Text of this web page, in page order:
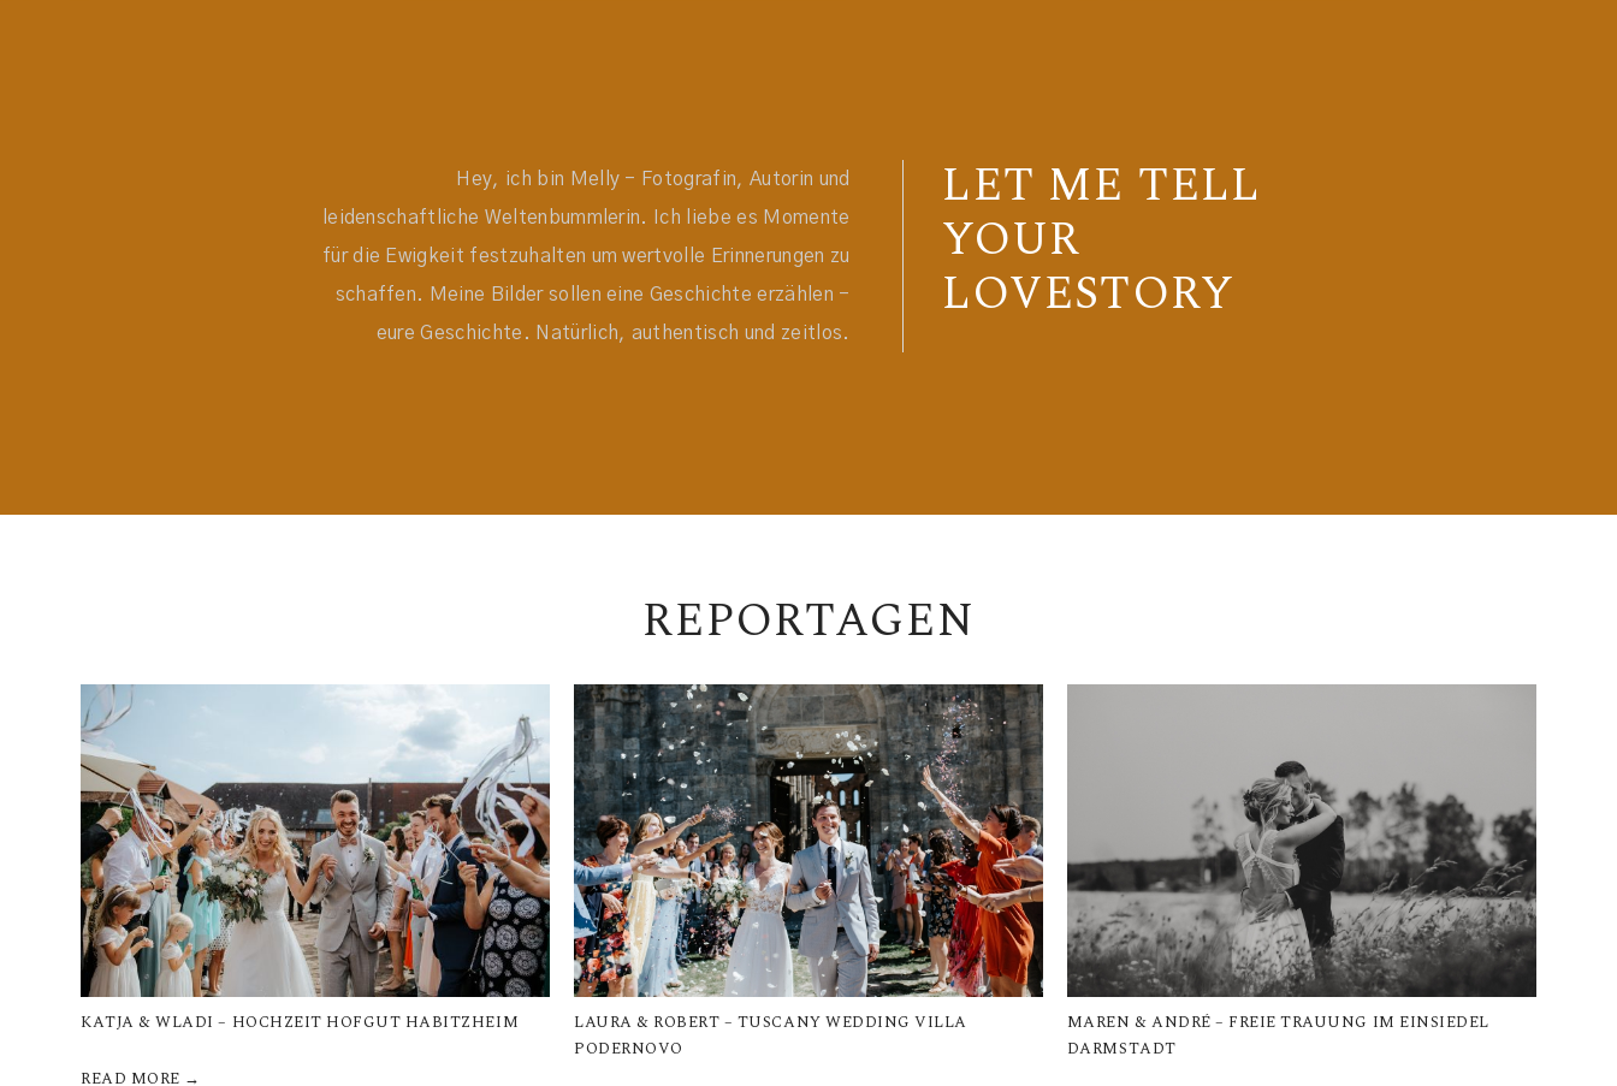
Hey, ich bin Melly - Fotografin, Autorin und
leidenschaftliche Weltenbummlerin. Ich liebe es Momente
für die Ewigkeit festzuhalten um wertvolle Erinnerungen zu
schaffen. Meine Bilder sollen eine Geschichte erzählen -
eure Geschichte. Natürlich, authentisch und zeitlos.
LET ME TELL
YOUR
LOVESTORY
REPORTAGEN
KATJA & WLADI – HOCHZEIT HOFGUT HABITZHEIM
READ MORE →
LAURA & ROBERT – TUSCANY WEDDING VILLA
PODERNOVO
MAREN & ANDRÉ – FREIE TRAUUNG IM EINSIEDEL
DARMSTADT